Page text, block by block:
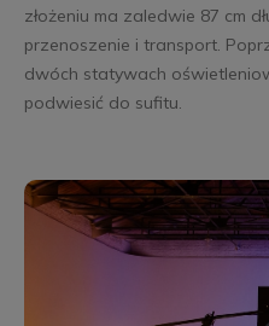
złożeniu ma zaledwie 87 cm
przenoszenie i transport.
dwóch statywach
podwiesić do sufitu.